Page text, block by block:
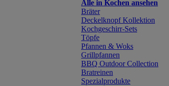
Alle in Kochen ansehen
Bräter
Deckelknopf Kollektion
Kochgeschirr-Sets
Töpfe
Pfannen & Woks
Grillpfannen
BBQ Outdoor Collection
Bratreinen
Spezialprodukte